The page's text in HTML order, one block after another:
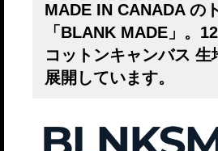
MADE IN CANADA の
「BLANK MADE」。
コットンキャンバス 生
展開しています。